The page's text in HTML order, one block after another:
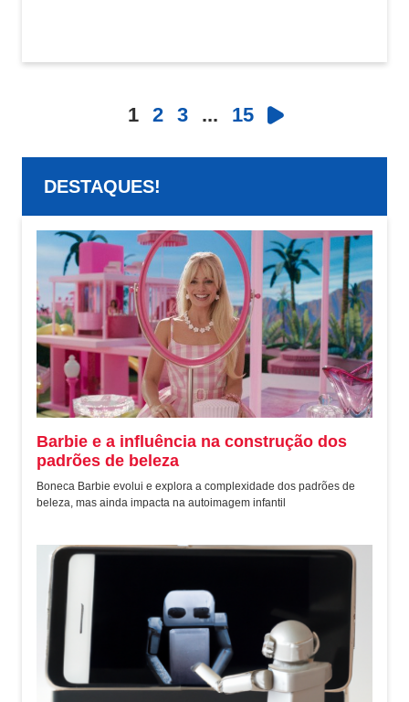
1 2 3 ... 15
DESTAQUES!
Barbie e a influência na construção dos
padrões de beleza
Boneca Barbie evolui e explora a complexidade dos padrões de
beleza, mas ainda impacta na autoimagem infantil